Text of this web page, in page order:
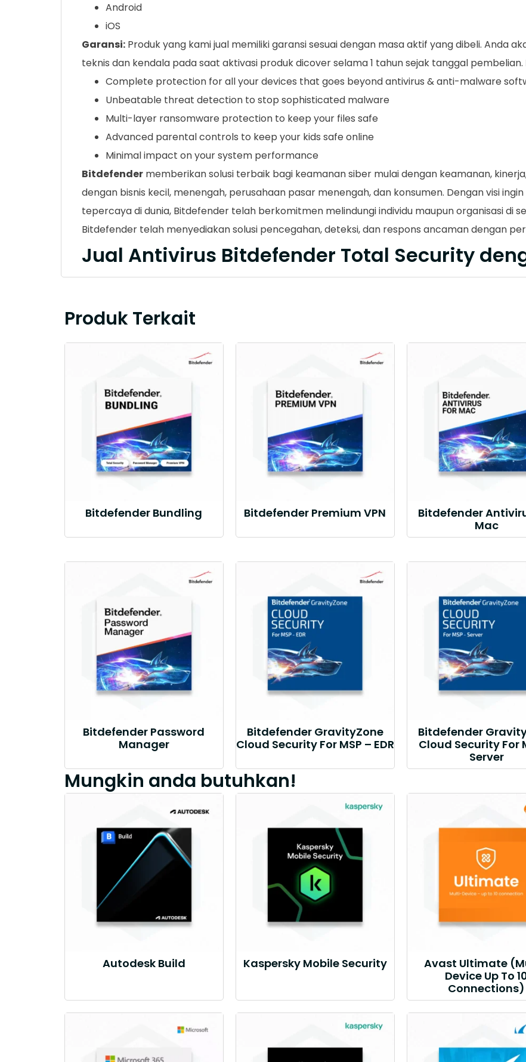
Android
iOS
Garansi: Produk yang kami jual memiliki garansi sesuai dengan masa aktif yang dibeli. Anda
teknis dan kendala pada saat aktivasi produk dicover selama 1 tahun sejak tanggal pembelian.
Complete protection for all your devices that goes beyond antivirus & anti-malware
Unbeatable threat detection to stop sophisticated malware
Multi-layer ransomware protection to keep your files safe
Advanced parental controls to keep your kids safe online
Minimal impact on your system performance
Bitdefender memberikan solusi terbaik bagi keamanan siber mulai dengan keamanan,
dengan bisnis kecil, menengah, perusahaan pasar menengah, dan konsumen. Dengan visi
tepercaya di dunia, Bitdefender telah berkomitmen melindungi individu maupun organisasi di
Bitdefender telah menyediakan solusi pencegahan, deteksi, dan respons ancaman dengan
Jual Antivirus Bitdefender Total Security
Produk Terkait
Bitdefender Bundling Bitdefender Premium VPN
Bitdefender
Mac
Bitdefender Password
Manager
Bitdefender GravityZone
Cloud Security For MSP – EDR
Bitdefender
Cloud Security For
Server
Mungkin anda butuhkan!
Autodesk Build Kaspersky Mobile Security
Avast Ultimate
Device Up To
Connections)